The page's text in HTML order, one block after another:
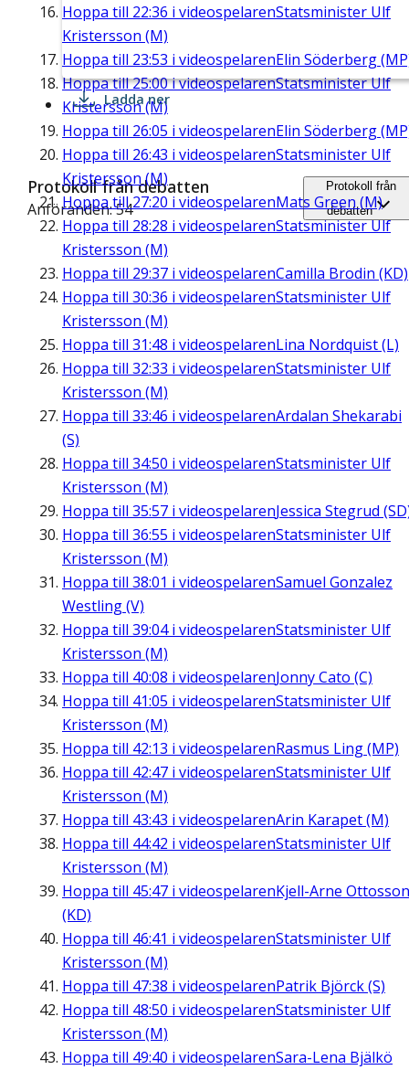
Hoppa till 22:36 i videospelarenStatsminister Ulf
Kristersson (M)
Hoppa till 23:53 i videospelarenElin Söderberg
Hoppa till25:00i videospelarenStatsminister Ulf
Kristersson (M)
Hoppa till 26:05 i videospelarenElin Söderberg
Hoppa till 26:43 i videospelarenStatsminister Ulf
Kristersson (M)
Hoppa till27:20 i videospelarenMats Green (M)
Hoppa till 28:28 i videospelarenStatsminister Ulf
Kristersson (M)
Hoppa till 29:37 i videospelarenCamilla Brodin (KD)
Hoppa till 30:36 i videospelarenStatsminister Ulf
Kristersson (M)
Hoppa till 31:48 i videospelarenLina Nordquist (L)
Hoppa till 32:33 i videospelarenStatsminister Ulf
Kristersson (M)
Hoppa till 33:46 i videospelarenArdalan Shekarabi
(S)
Hoppa till 34:50 i videospelarenStatsminister Ulf
Kristersson (M)
Hoppa till 35:57 i videospelarenJessica Stegrud
Hoppa till 36:55 i videospelarenStatsminister Ulf
Kristersson (M)
Hoppa till 38:01 i videospelarenSamuel Gonzalez
Westling (V)
Hoppa till 39:04i videospelarenStatsminister Ulf
Kristersson (M)
Hoppa till 40:08 i videospelarenJonny Cato (C)
Hoppa till 41:05 i videospelarenStatsminister Ulf
Kristersson (M)
Hoppa till 42:13 i videospelarenRasmus Ling (MP)
Hoppa till 42:47 i videospelarenStatsminister Ulf
Kristersson (M)
Hoppa till 43:43 i videospelarenArin Karapet (M)
Hoppa till 44:42 i videospelarenStatsminister Ulf
Kristersson (M)
Hoppa till 45:47 i videospelarenKjell-Arne Ottosson
(KD)
Hoppa till 46:41 i videospelarenStatsminister Ulf
Kristersson (M)
Hoppa till 47:38 i videospelarenPatrik Björck (S)
Hoppa till 48:50 i videospelarenStatsminister Ulf
Kristersson (M)
Hoppa till 49:40 i videospelarenSara-Lena Bjälkö
Ladda ner
Protokoll från debatten
Anföranden: 54
Protokoll från
debatten